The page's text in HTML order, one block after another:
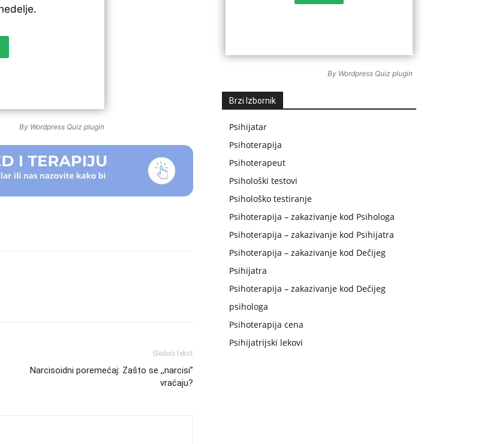
By Wordpress Quiz plugin
Sledeći tekst
Narcisoidni poremećaj: Zašto se ,,narcisi”
vraćaju?
By Wordpress Quiz plugin
Brzi Izbornik
Psihijatar
Psihoterapija
Psihoterapeut
Psihološki testovi
Psihološko testiranje
Psihoterapija – zakazivanje kod Psihologa
Psihoterapija – zakazivanje kod Psihijatra
Psihoterapija – zakazivanje kod Dečijeg
Psihijatra
Psihoterapija – zakazivanje kod Dečijeg
psihologa
Psihoterapija cena
Psihijatrijski lekovi